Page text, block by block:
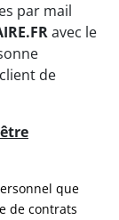
par mail
avec le
de
que
de contrats